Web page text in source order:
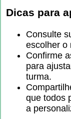
Dicas para
Consulte
escolher o
Confirme
para
turma.
que todos
a